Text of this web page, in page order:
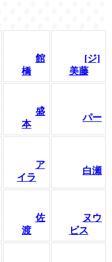
館
橋
[ジ]
美藤
盛
本
パー
ア
イラ
白瀬
佐
渡
ヌウ
ビス